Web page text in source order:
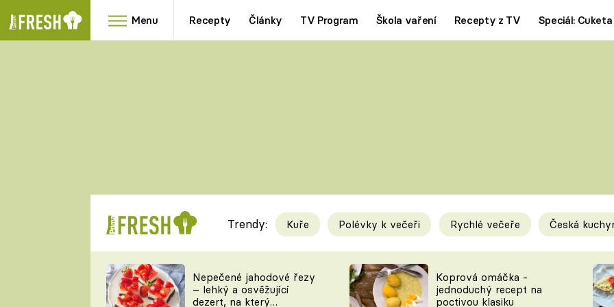
Menu Recepty Články TV Program Škola vaření Recepty z TV Speciál: Cuketa
RYCHLOVKY
Videorecepty
TEĎ VAŘÍ ŠÉF!
Tipy a triky
KAM ZA JÍDLEM
Trendy: Kuře Polévky k večeři Rychlé večeře Česká
Nepečené jahodové řezy
– lehký a osvěžující
dezert, na který
Koprová omáčka -
jednoduchý recept na
poctivou klasiku